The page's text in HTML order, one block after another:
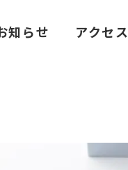
知らせ アクセス